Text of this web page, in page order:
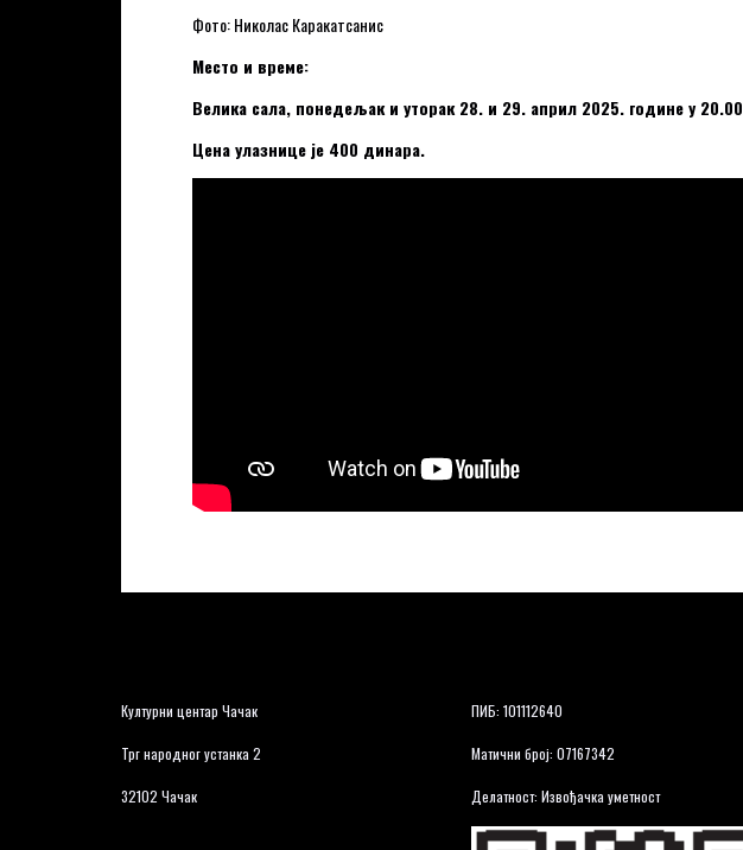
Фото: Николас Каракатсанис
Место и време:
Велика сала, понедељак и уторак 28. и 29. април 2025. године у 20.00
Цена улазнице је 400 динара.
Културни центар Чачак
Трг народног устанка 2
32102 Чачак
ПИБ: 101112640
Матични број: 07167342
Делатност: Извођачка уметност